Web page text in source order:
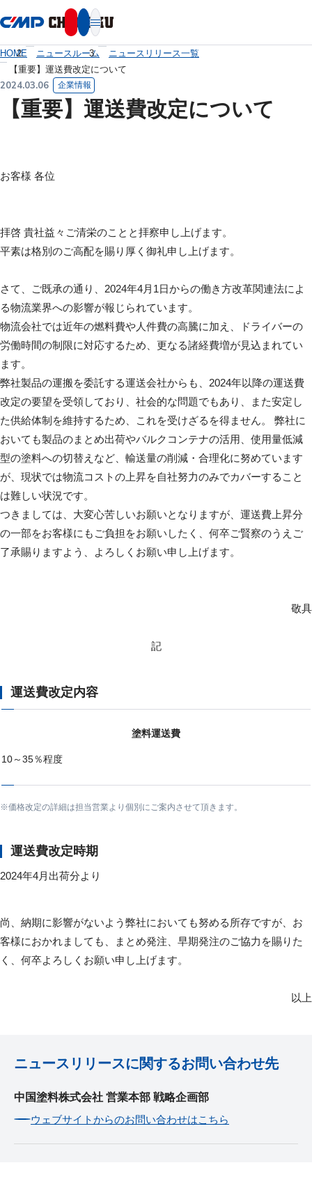
HOME ニュースルーム
ニュースリリース一覧
【重要】運送費改定について
2024.03.06 企業情報
【重要】運送費改定について
お客様 各位
拝啓 貴社益々ご清栄のことと拝察申し上げます。
平素は格別のご高配を賜り厚く御礼申し上げます。
さて、ご既承の通り、2024年4月1日からの働き方改革関連法によ
る物流業界への影響が報じられています。
物流会社では近年の燃料費や人件費の高騰に加え、ドライバーの
労働時間の制限に対応するため、更なる諸経費増が見込まれてい
ます。
弊社製品の運搬を委託する運送会社からも、2024年以降の運送費
改定の要望を受領しており、社会的な問題でもあり、また安定し
た供給体制を維持するため、これを受けざるを得ません。 弊社に
おいても製品のまとめ出荷やバルクコンテナの活用、使用量低減
型の塗料への切替えなど、輸送量の削減・合理化に努めています
が、現状では物流コストの上昇を自社努力のみでカバーすること
は難しい状況です。
つきましては、大変心苦しいお願いとなりますが、運送費上昇分
の一部をお客様にもご負担をお願いしたく、何卒ご賢察のうえご
了承賜りますよう、よろしくお願い申し上げます。
敬具
記
運送費改定内容
塗料運送費
10～35％程度
価格改定の詳細は担当営業より個別にご案内させて頂きます。
運送費改定時期
2024年4月出荷分より
尚、納期に影響がないよう弊社においても努める所存ですが、お
客様におかれましても、まとめ発注、早期発注のご協力を賜りた
く、何卒よろしくお願い申し上げます。
以上
ニュースリリースに関するお問い合わせ先
中国塗料株式会社 営業本部 戦略企画部
ウェブサイトからのお問い合わせはこちら